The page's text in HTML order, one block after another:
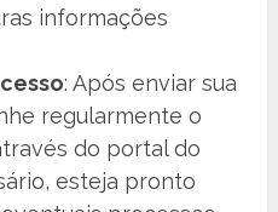
informações
: Após enviar sua
regularmente o
do portal do
esteja pronto